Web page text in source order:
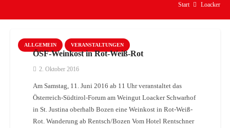
Start Loacker
ALLGEMEIN VERANSTALTUNGEN
ÖSF-Weinkost in Rot-Weiß-Rot
2. Oktober 2016
Am Samstag, 11. Juni 2016 ab 11 Uhr veranstaltet das
Österreich-Südtirol-Forum am Weingut Loacker Schwarhof
in St. Justina oberhalb Bozen eine Weinkost in Rot-Weiß-
Rot. Wanderung ab Rentsch/Bozen Vom Hotel Rentschner